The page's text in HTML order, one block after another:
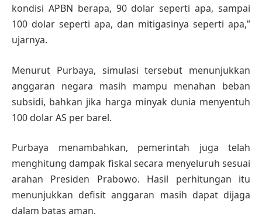
kondisi APBN berapa, 90 dolar seperti apa, sampai
100 dolar seperti apa, dan mitigasinya seperti apa,”
ujarnya.
Menurut Purbaya, simulasi tersebut menunjukkan
anggaran negara masih mampu menahan beban
subsidi, bahkan jika harga minyak dunia menyentuh
100 dolar AS per barel.
Purbaya menambahkan, pemerintah juga telah
menghitung dampak fiskal secara menyeluruh sesuai
arahan Presiden Prabowo. Hasil perhitungan itu
menunjukkan defisit anggaran masih dapat dijaga
dalam batas aman.